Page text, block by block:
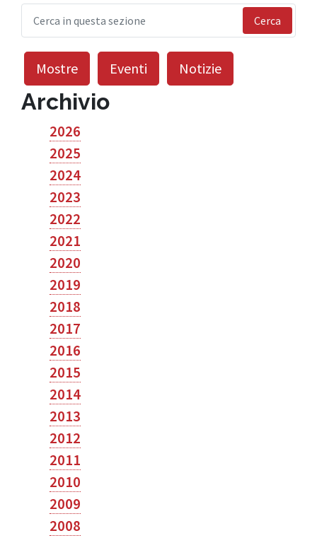
Cerca
Mostre Eventi Notizie
Archivio
2026
2025
2024
2023
2022
2021
2020
2019
2018
2017
2016
2015
2014
2013
2012
2011
2010
2009
2008